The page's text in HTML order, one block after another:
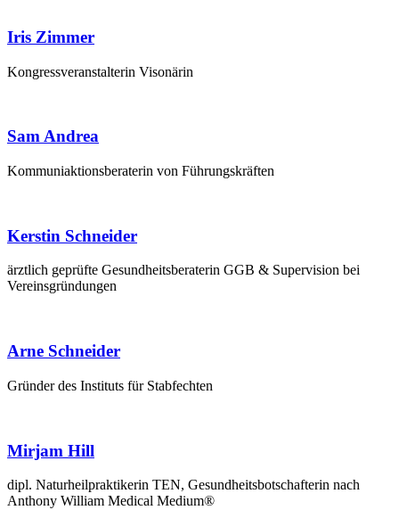
Iris Zimmer
Kon­gress­ver­an­stal­te­rin Visonärin
Sam Andrea
Kom­mu­ni­ak­ti­ons­be­ra­te­rin von Führungskräften
Kerstin Schneider
ärzt­lich geprüf­te Gesund­heits­be­ra­te­rin GGB & Super­vi­si­on bei
Vereinsgründungen
Arne Schneider
Grün­der des Insti­tuts für Stabfechten
Mirjam Hill
dipl. Natur­heil­prak­ti­ke­rin TEN, Gesund­heits­bot­schaf­te­rin nach
Antho­ny Wil­liam Medi­cal Medium®